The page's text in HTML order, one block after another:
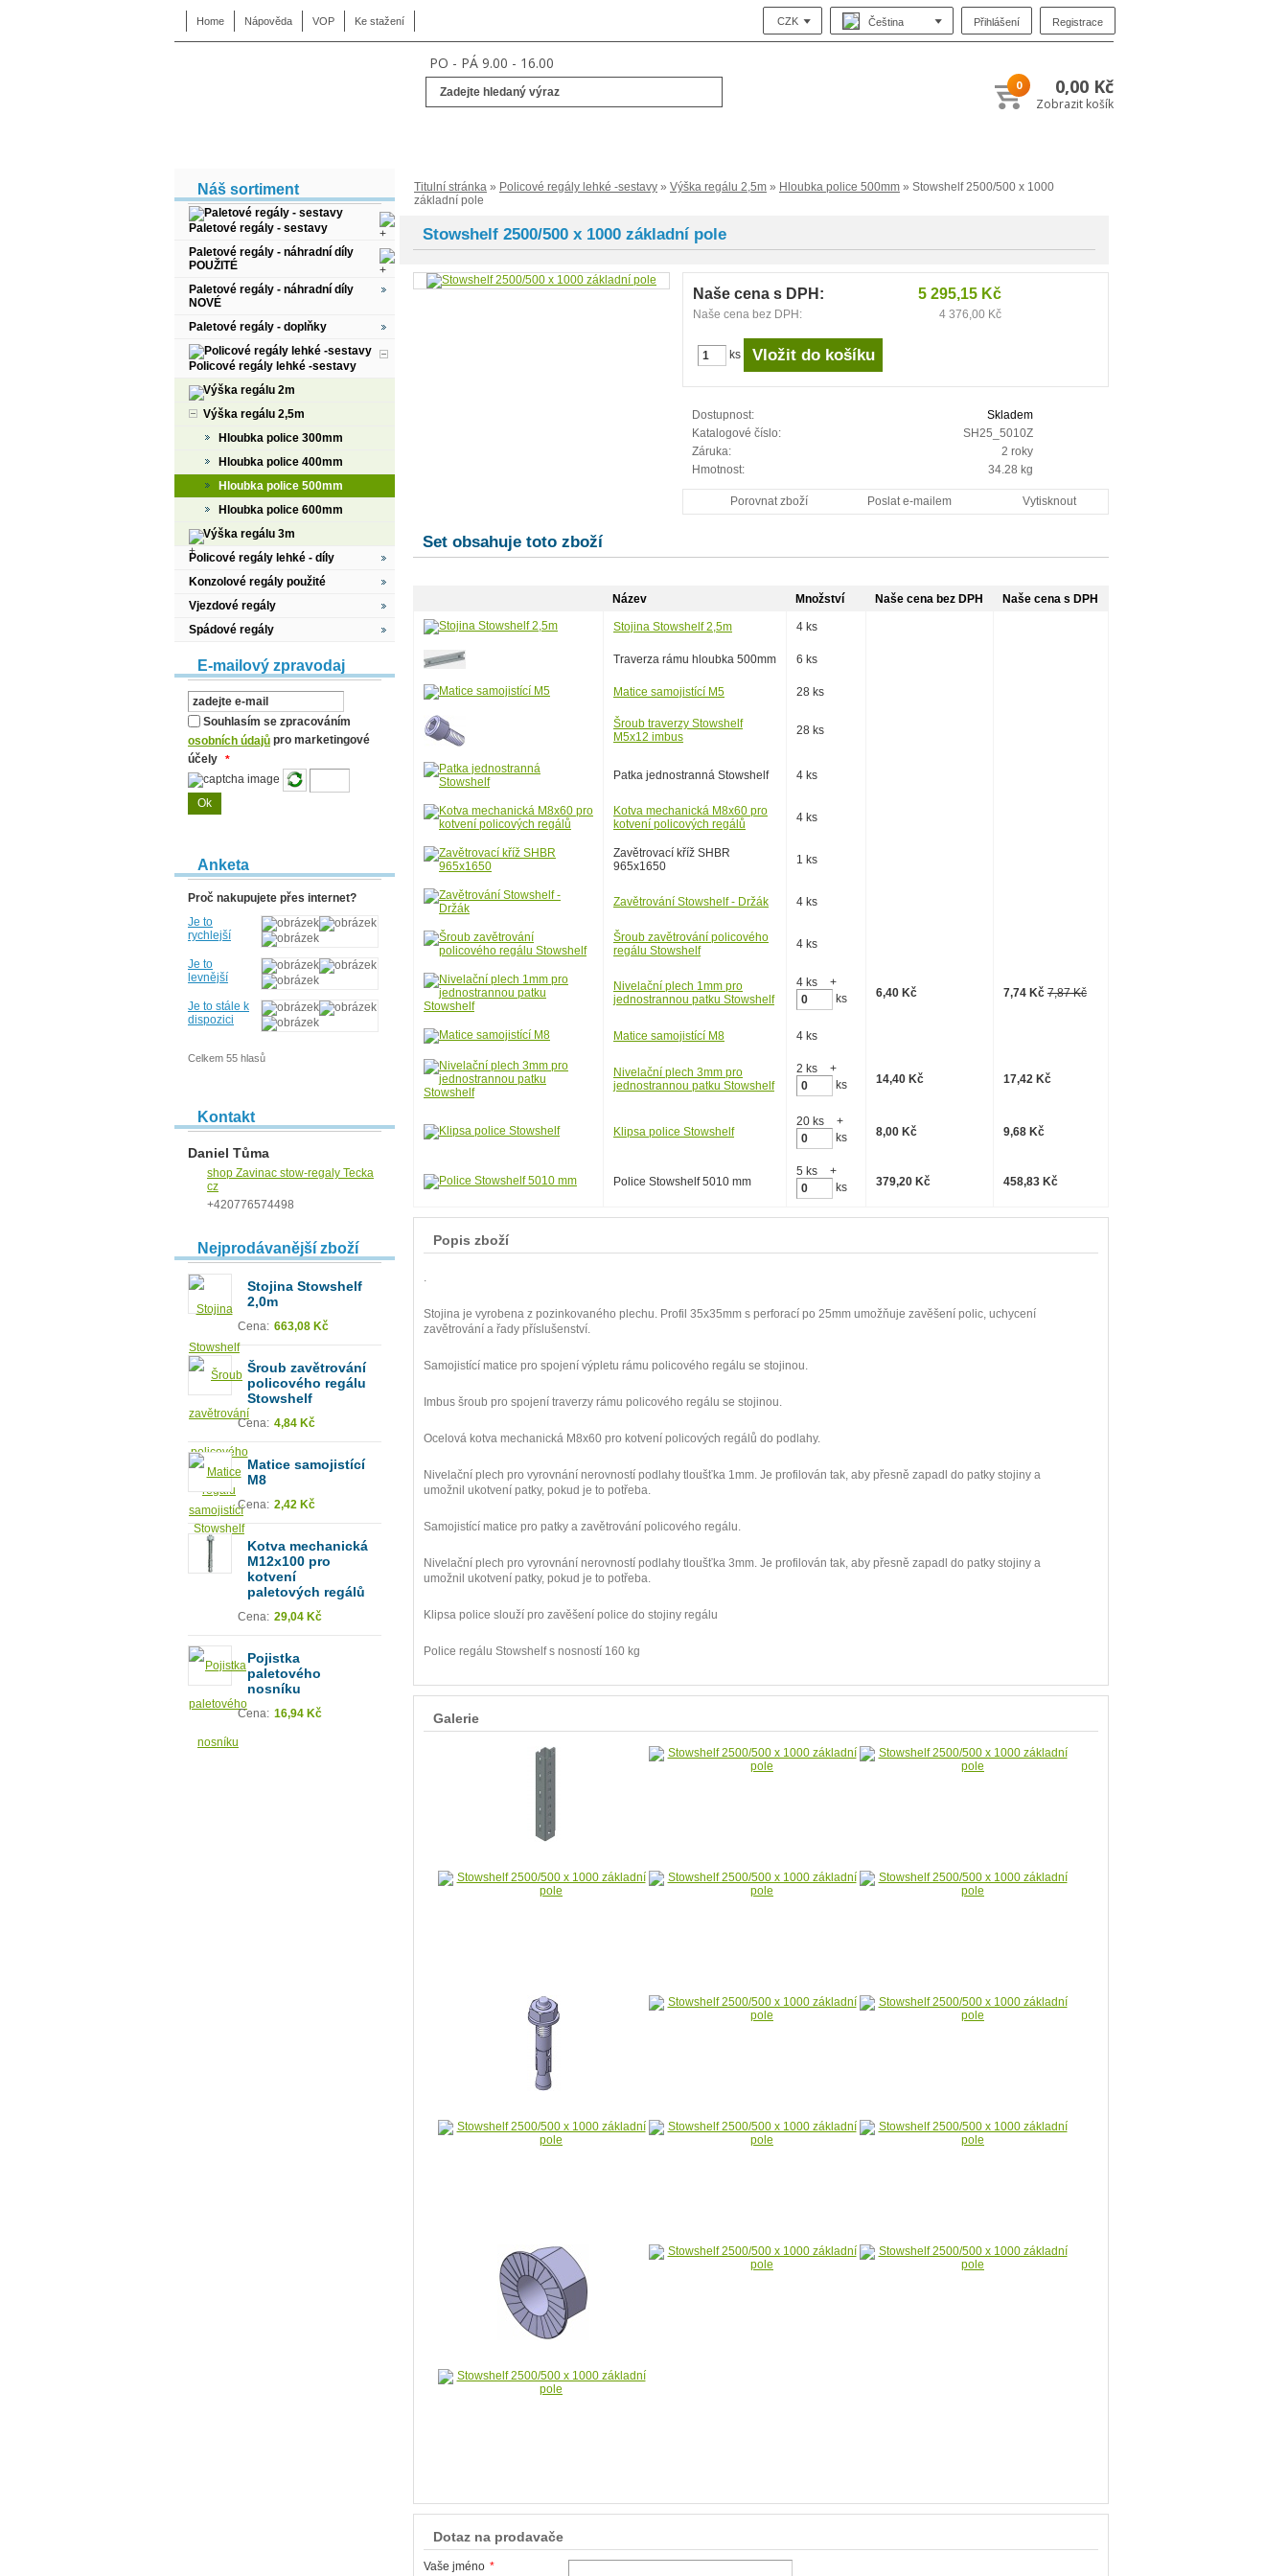
PO - PÁ 9.00 - 16.00
0 0,00 Kč
Zobrazit košík
Home Nápověda VOP Ke stažení CZK Čeština Přihlášení Registrace
Titulní stránka » Policové regály lehké -sestavy » Výška regálu 2,5m » Hloubka police 500mm » Stowshelf 2500/500 x 1000
základní pole
Stowshelf 2500/500 x 1000 základní pole
Naše cena s DPH: 5 295,15 Kč
Naše cena bez DPH: 4 376,00 Kč
ks
Dostupnost:
Skladem
Katalogové číslo:
SH25_5010Z
Záruka:
2 roky
Hmotnost:
34.28 kg
Porovnat zboží Poslat e-mailem Vytisknout
Set obsahuje toto zboží
Název Množství Naše cena bez DPH Naše cena s DPH
Stojina Stowshelf 2,5m 4 ks
Traverza rámu hloubka 500mm 6 ks
Matice samojistící M5 28 ks
Šroub traverzy Stowshelf
M5x12 imbus
28 ks
Patka jednostranná Stowshelf 4 ks
Kotva mechanická M8x60 pro
kotvení policových regálů
4 ks
Zavětrovací kříž SHBR
965x1650
1 ks
Zavětrování Stowshelf - Držák 4 ks
Šroub zavětrování policového
regálu Stowshelf
4 ks
Nivelační plech 1mm pro
jednostrannou patku Stowshelf
4 ks
+
ks
6,40 Kč 7,74 Kč 7,87 Kč
Matice samojistící M8 4 ks
Nivelační plech 3mm pro
jednostrannou patku Stowshelf
2 ks
+
ks
14,40 Kč 17,42 Kč
Klipsa police Stowshelf
20 ks
+
ks
8,00 Kč 9,68 Kč
Police Stowshelf 5010 mm
5 ks
+
ks
379,20 Kč 458,83 Kč
Popis zboží
.
Stojina je vyrobena z pozinkovaného plechu. Profil 35x35mm s perforací po 25mm umožňuje zavěšení polic, uchycení
zavětrování a řady příslušenství.
Samojistící matice pro spojení výpletu rámu policového regálu se stojinou.
Imbus šroub pro spojení traverzy rámu policového regálu se stojinou.
Ocelová kotva mechanická M8x60 pro kotvení policových regálů do podlahy.
Nivelační plech pro vyrovnání nerovností podlahy tloušťka 1mm. Je profilován tak, aby přesně zapadl do patky stojiny a
umožnil ukotvení patky, pokud je to potřeba.
Samojistící matice pro patky a zavětrování policového regálu.
Nivelační plech pro vyrovnání nerovností podlahy tloušťka 3mm. Je profilován tak, aby přesně zapadl do patky stojiny a
umožnil ukotvení patky, pokud je to potřeba.
Klipsa police slouží pro zavěšení police do stojiny regálu
Police regálu Stowshelf s nosností 160 kg
Galerie
Dotaz na prodavače
Vaše jméno *
Náš sortiment
Paletové regály - sestavy
Paletové regály - náhradní díly
POUŽITÉ
Paletové regály - náhradní díly
NOVÉ
Paletové regály - doplňky
Policové regály lehké -sestavy
Výška regálu 2m
Výška regálu 2,5m
Hloubka police 300mm
Hloubka police 400mm
Hloubka police 500mm
Hloubka police 600mm
Výška regálu 3m
Policové regály lehké - díly
Konzolové regály použité
Vjezdové regály
Spádové regály
E-mailový zpravodaj
Souhlasím se zpracováním
osobních údajů pro marketingové
účely *
Anketa
Proč nakupujete přes internet?
Je to
rychlejší
Je to
levnější
Je to stále k
dispozici
Celkem 55 hlasů
Kontakt
Daniel Tůma
shop Zavinac stow-regaly Tecka
cz
+420776574498
Nejprodávanější zboží
Stojina Stowshelf
2,0m
Cena: 663,08 Kč
Šroub zavětrování
policového regálu
Stowshelf
Cena: 4,84 Kč
Matice samojistící
M8
Cena: 2,42 Kč
Kotva mechanická
M12x100 pro
kotvení
paletových regálů
Cena: 29,04 Kč
Pojistka
paletového
nosníku
Cena: 16,94 Kč